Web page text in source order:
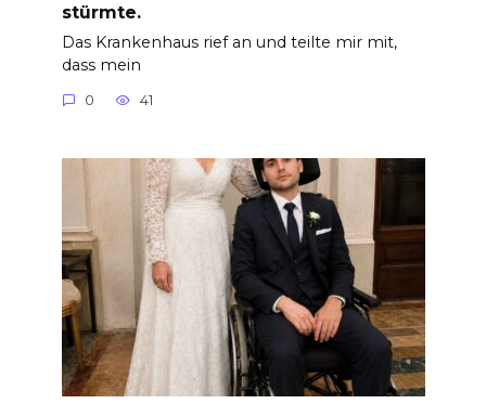
stürmte.
Das Krankenhaus rief an und teilte mir mit,
dass mein
0 41